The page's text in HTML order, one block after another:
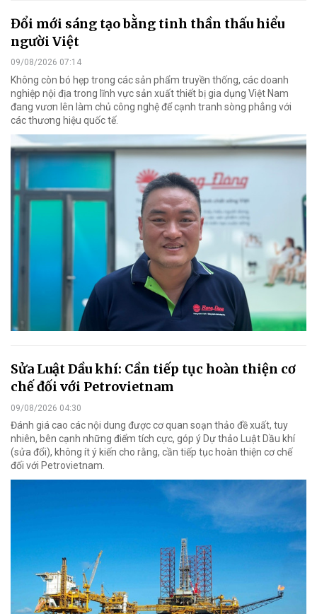
Đổi mới sáng tạo bằng tinh thần thấu hiểu
người Việt
09/08/2026 07:14
Không còn bó hẹp trong các sản phẩm truyền thống, các doanh
nghiệp nội địa trong lĩnh vực sản xuất thiết bị gia dụng Việt Nam
đang vươn lên làm chủ công nghệ để cạnh tranh sòng phẳng với
các thương hiệu quốc tế.
Sửa Luật Dầu khí: Cần tiếp tục hoàn thiện cơ
chế đối với Petrovietnam
09/08/2026 04:30
Đánh giá cao các nội dung được cơ quan soạn thảo đề xuất, tuy
nhiên, bên cạnh những điểm tích cực, góp ý Dự thảo Luật Dầu khí
(sửa đổi), không ít ý kiến cho rằng, cần tiếp tục hoàn thiện cơ chế
đối với Petrovietnam.